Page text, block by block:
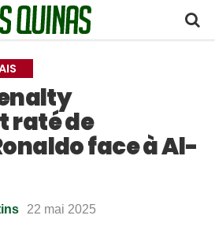
raté de
face à Al-
22 mai 2025